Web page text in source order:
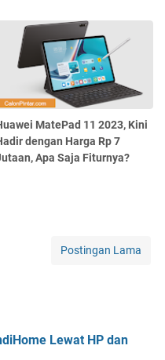
MatePad 11 2023, Kini
dengan Harga Rp 7
Apa Saja Fiturnya?
Postingan Lama
Lewat HP dan